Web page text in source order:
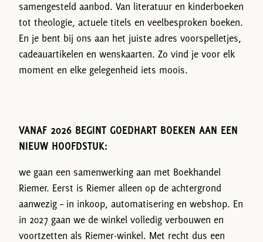
samengesteld aanbod. Van literatuur en kinderboeken
tot theologie, actuele titels en veelbesproken boeken.
En je bent bij ons aan het juiste adres voorspelletjes,
cadeauartikelen en wenskaarten. Zo vind je voor elk
moment en elke gelegenheid iets moois.
VANAF 2026 BEGINT GOEDHART BOEKEN AAN EEN
NIEUW HOOFDSTUK:
we gaan een samenwerking aan met Boekhandel
Riemer. Eerst is Riemer alleen op de achtergrond
aanwezig – in inkoop, automatisering en webshop. En
in 2027 gaan we de winkel volledig verbouwen en
voortzetten als Riemer-winkel. Met recht dus een